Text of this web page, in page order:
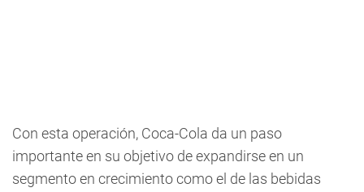
Con esta operación, Coca-Cola da un paso
importante en su objetivo de expandirse en un
segmento en crecimiento como el de las bebidas